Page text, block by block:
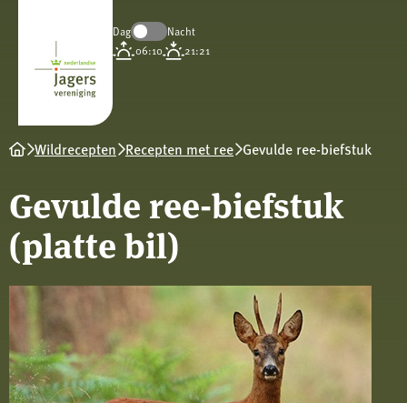
Koninklijke
Nederlandse
Jagersvereniging
Dag
Nacht
06:10
21:21
Wildrecepten Recepten met ree Gevulde ree-biefstuk
Gevulde ree-biefstuk
(platte bil)